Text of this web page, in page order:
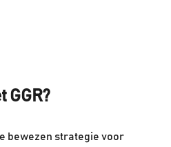
GGR?
bewezen strategie voor